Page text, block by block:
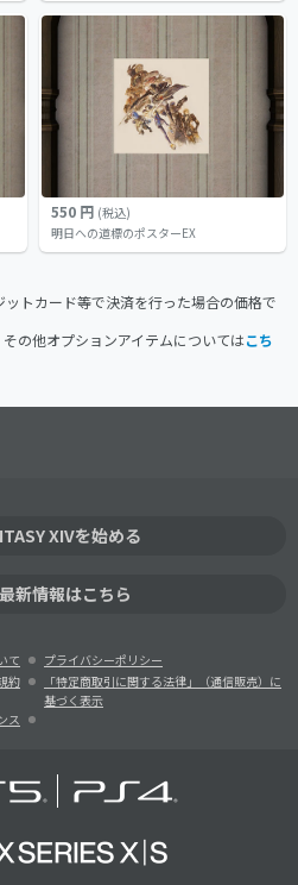
550 円 (税込)
明日への道標のポスターEX
トカード等で決済を行った場合の価格で
の他オプションアイテムについてはこち
XIVを始める
新情報はこちら
て
プライバシーポリシー
約
「特定商取引に関する法律」（通信販売）に
基づく表示
ス